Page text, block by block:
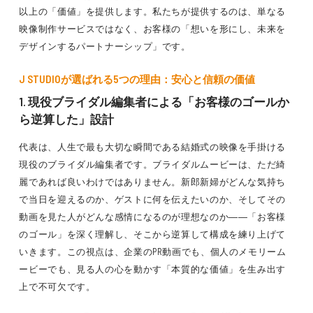
以上の「価値」を提供します。私たちが提供するのは、単なる
映像制作サービスではなく、お客様の「想いを形にし、未来を
デザインするパートナーシップ」です。
J STUDIOが選ばれる5つの理由：安心と信頼の価値
1. 現役ブライダル編集者による「お客様のゴールか
ら逆算した」設計
代表は、人生で最も大切な瞬間である結婚式の映像を手掛ける
現役のブライダル編集者です。ブライダルムービーは、ただ綺
麗であれば良いわけではありません。新郎新婦がどんな気持ち
で当日を迎えるのか、ゲストに何を伝えたいのか、そしてその
動画を見た人がどんな感情になるのが理想なのか――「お客様
のゴール」を深く理解し、そこから逆算して構成を練り上げて
いきます。この視点は、企業のPR動画でも、個人のメモリーム
ービーでも、見る人の心を動かす「本質的な価値」を生み出す
上で不可欠です。